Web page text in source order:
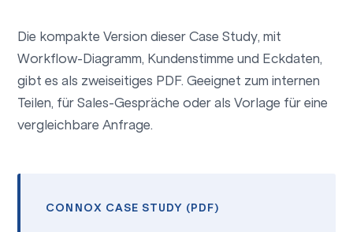
Die kompakte Version dieser Case Study, mit
Workflow-Diagramm, Kundenstimme und Eckdaten,
gibt es als zweiseitiges PDF. Geeignet zum internen
Teilen, für Sales-Gespräche oder als Vorlage für eine
vergleichbare Anfrage.
CONNOX CASE STUDY (PDF)